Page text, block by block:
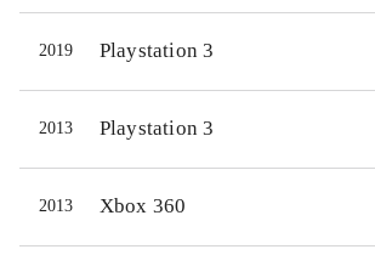
og den 4. store Ninja-krig, og
undervejs skal man træffe "Ultimate
decicions", som afgør om man vil
vælge Hero-vejen eller den svære
2019 Playstation 3
2013 Playstation 3
2013 Xbox 360